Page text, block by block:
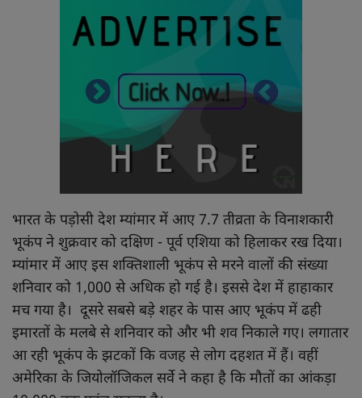
भारत के पड़ोसी देश म्यांमार में आए 7.7 तीव्रता के विनाशकारी
भूकंप ने शुक्रवार को दक्षिण - पूर्व एशिया को हिलाकर रख दिया।
म्यांमार में आए इस शक्तिशाली भूकंप से मरने वालों की संख्या
शनिवार को 1,000 से अधिक हो गई है। इससे देश में हाहाकार
मच गया है। दूसरे सबसे बड़े शहर के पास आए भूकंप में ढही
इमारतों के मलबे से शनिवार को और भी शव निकाले गए। लगातार
आ रही भूकंप के झटकों कि वजह से लोग दहशत में हैं। वहीं
अमेरिका के जियोलॉजिकल सर्वे ने कहा है कि मौतों का आंकड़ा